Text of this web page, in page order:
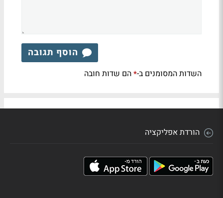
הוסף תגובה
השדות המסומנים ב-*הם שדות חובה
הורדת אפליקציה